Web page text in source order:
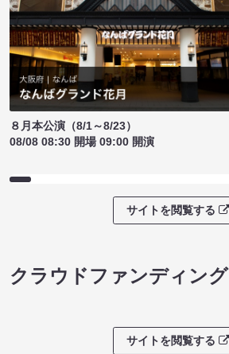
８月本公演（8/1～8/23）
08/08 08:30 開場 09:00 開演
サイトを閲覧する
クラウドファンディング
サイトを閲覧する